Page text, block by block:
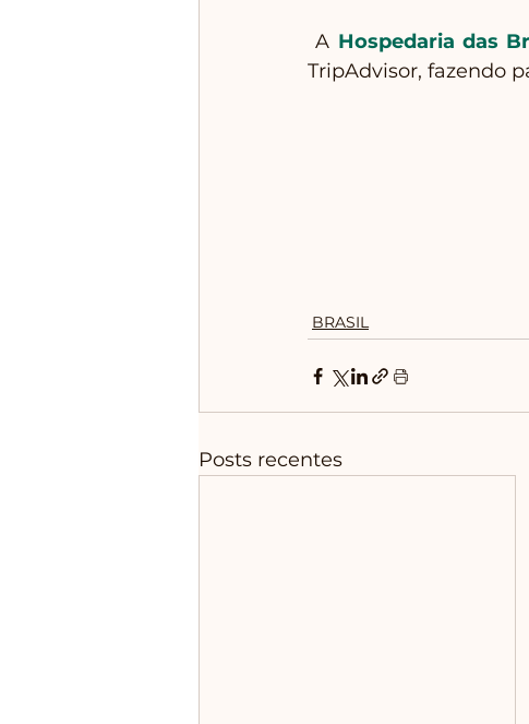
A Hospedaria das
TripAdvisor, fazendo
BRASIL
Posts recentes